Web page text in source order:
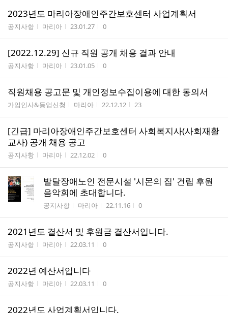
2023년도 마리아장애인주간보호센터 사업계획서
게시판명
공지사항 작성자
마리아 작성시간
23.01.27 조회수
0
[2022.12.29] 신규 직원 공개 채용 결과 안내
게시판명
공지사항 작성자
마리아 작성시간
23.01.05 조회수
0
직원채용 공고문 및 개인정보수집이용에 대한 동의서
게시판명
가입인사&등업신청 작성자
마리아 작성시간
22.12.12 조회수
23
[긴급] 마리아장애인주간보호센터 사회복지사(사회재활
교사) 공개 채용 공고
게시판명
공지사항 작성자
마리아 작성시간
22.12.02 조회수
0
발달장애노인 전문시설 '시몬의 집' 건립 후원
음악회에 초대합니다.
게시판명
공지사항 작성자
마리아 작성시간
22.11.16 조회수
0
2021년도 결산서 및 후원금 결산서입니다.
게시판명
공지사항 작성자
마리아 작성시간
22.03.11 조회수
0
2022년 예산서입니다
게시판명
공지사항 작성자
마리아 작성시간
22.03.11 조회수
0
2022년도 사업계획서입니다.